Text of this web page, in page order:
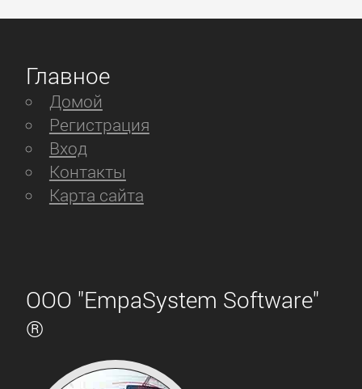
Главное
Домой
Регистрация
Вход
Контакты
Карта сайта
ООО "EmpaSystem Software"
®